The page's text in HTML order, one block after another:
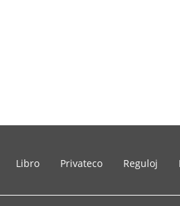
Libro Privateco Reguloj